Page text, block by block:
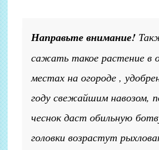
Направьте внимание!
сажать такое растение в
местах на огороде ,
году свежайшим навозом,
чеснок даст обильную
головки возрастут